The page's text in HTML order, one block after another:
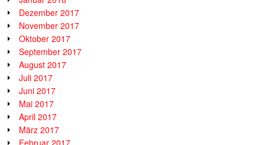
Dezember 2017
November 2017
Oktober 2017
September 2017
August 2017
Juli 2017
Juni 2017
Mai 2017
April 2017
März 2017